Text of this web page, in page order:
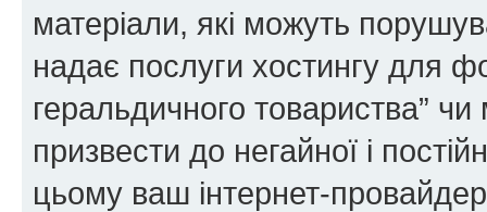
матеріали, які можуть
надає послуги хостингу для
геральдичного товариства”
призвести до негайної і
цьому ваш інтернет-